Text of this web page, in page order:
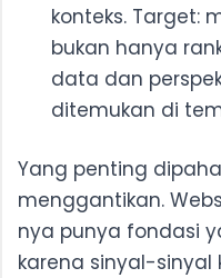
konteks. Target:
bukan hanya
data dan
ditemukan di
Yang penting
menggantikan.
nya punya fondasi
karena sinyal-